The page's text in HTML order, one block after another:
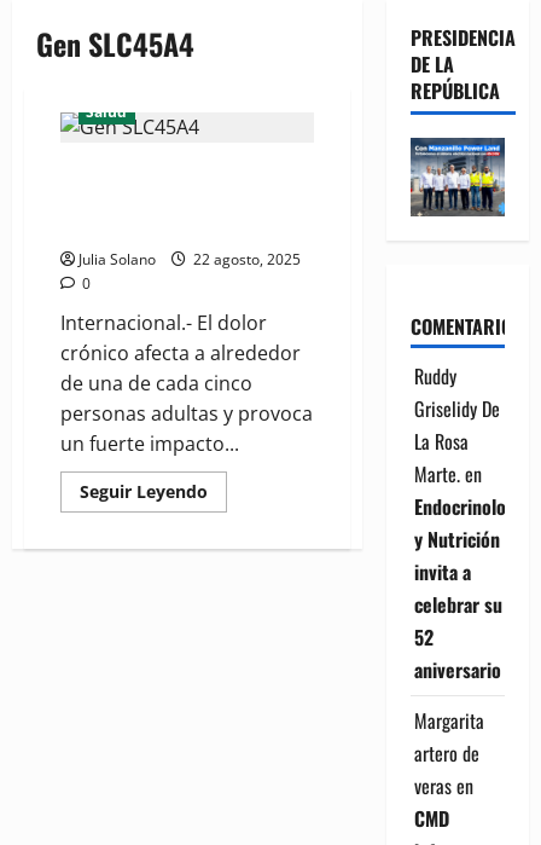
Gen SLC45A4
Salud
Julia Solano
22 agosto, 2025
0
Internacional.- El dolor
crónico afecta a alrededor
de una de cada cinco
personas adultas y provoca
un fuerte impacto...
Seguir Leyendo
more
SLC45A4
PRESIDENCIA
DE LA
REPÚBLICA
COMENTARIOS
Ruddy
Griselidy De
La Rosa
Marte.en
Endocrinología
y Nutrición
invita a
celebrar su
52
aniversario
Margarita
artero de
verasen
CMD